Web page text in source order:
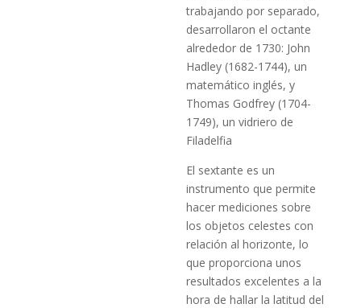
trabajando por separado,
desarrollaron el octante
alrededor de 1730: John
Hadley (1682-1744), un
matemático inglés, y
Thomas Godfrey (1704-
1749), un vidriero de
Filadelfia
El sextante es un
instrumento que permite
hacer mediciones sobre
los objetos celestes con
relación al horizonte, lo
que proporciona unos
resultados excelentes a la
hora de hallar la latitud del